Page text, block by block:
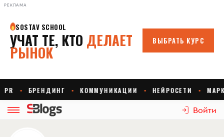
РЕКЛАМА
Войти